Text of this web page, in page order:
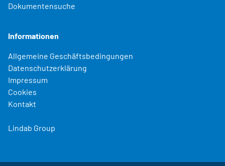
Dokumentensuche
Informationen
Allgemeine Geschäftsbedingungen
Datenschutzerklärung
Impressum
Cookies
Kontakt
Lindab Group